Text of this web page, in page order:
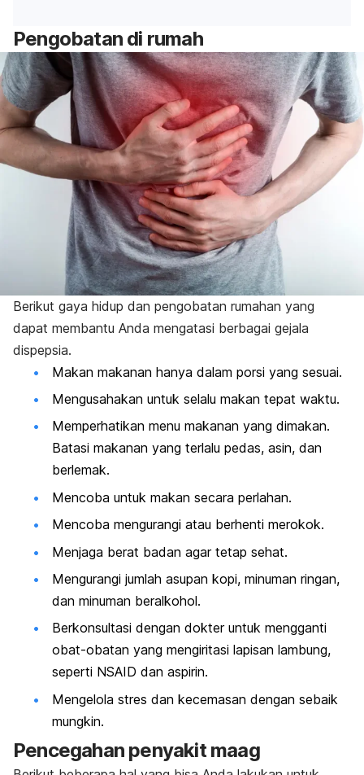
Pengobatan di rumah
Berikut gaya hidup dan pengobatan rumahan yang
dapat membantu Anda mengatasi berbagai gejala
dispepsia.
Makan makanan hanya dalam porsi yang sesuai.
Mengusahakan untuk selalu makan tepat waktu.
Memperhatikan menu makanan yang dimakan.
Batasi makanan yang terlalu pedas, asin, dan
berlemak.
Mencoba untuk makan secara perlahan.
Mencoba mengurangi atau berhenti merokok.
Menjaga berat badan agar tetap sehat.
Mengurangi jumlah asupan kopi, minuman ringan,
dan minuman beralkohol.
Berkonsultasi dengan dokter untuk mengganti
obat-obatan yang mengiritasi lapisan lambung,
seperti NSAID dan aspirin.
Mengelola stres dan kecemasan dengan sebaik
mungkin.
Pencegahan penyakit maag